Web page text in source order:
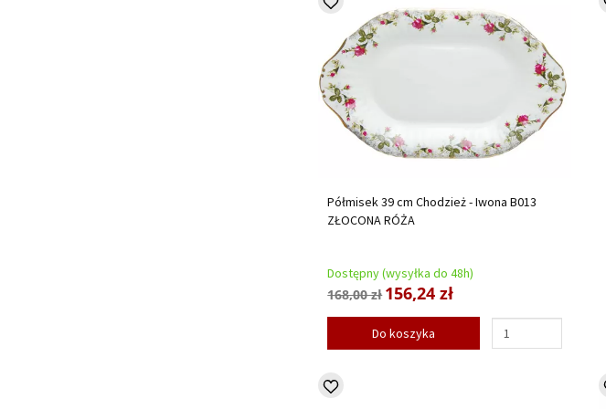
Półmisek 39 cm Chodzież - Iwona B013
ZŁOCONA RÓŻA
Dostępny (wysyłka do 48h)
168,00 zł156,24 zł
Do koszyka